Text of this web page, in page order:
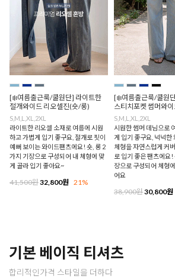
[❄️여름출근룩/쿨원단] 라이트한
절개와이드 리오셀진(숏/롱)
S,M,L,XL,2XL
라이트한 리오셀 소재로 여름에 시원
하고 가볍게 입기 좋구요, 절개로 핏이
예뻐 보이는 와이드팬츠에요! 숏, 롱 2
가지 기장으로 구성되어 내 체형에 맞
게 골라 입기 좋아요~
41,500원32,800원 21%
[❄️여름출근룩/쿨원
스티치포켓 썸머와
S,M,L,XL,2XL
시원한 썸머 데님으로
게 입기 좋구요, 넉넉한
체형을 자연스럽게 커
로 입기 좋은 팬츠에요!
장으로 구성되어 체형
어요
38,900원30,800원
기본 베이직 티셔츠
합리적인가격 스타일을 더하다